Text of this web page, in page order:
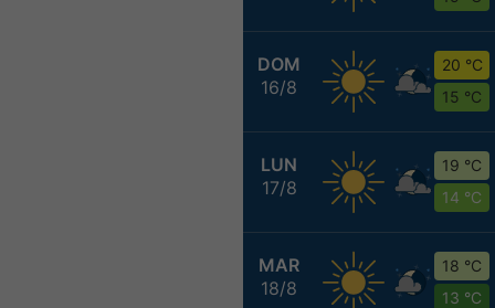
DOM
16/8
20 °C
15 °C
LUN
17/8
19 °C
14 °C
MAR
18/8
18 °C
13 °C